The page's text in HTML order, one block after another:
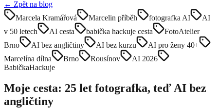
← Zpět na blog
Marcela Kramářová
Marcelin příběh fotografka AI
AI
v 50 letech
AI cesta babička hackuje cesta
FotoAtelier
Brno
AI bez angličtiny AI bez kurzu
AI pro ženy 40+
Marcelína dílna
Brno Rousínov
AI 2026
BabičkaHackuje
Moje cesta: 25 let fotografka, teď AI bez
angličtiny